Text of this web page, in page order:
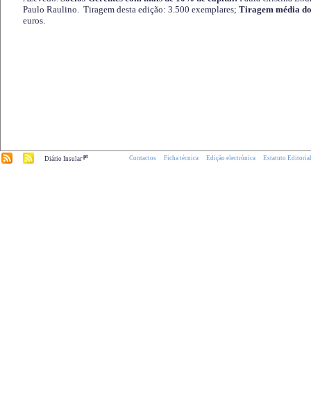
Paulo Raulino. Tiragem desta edição: 3.500 exemplares; Tiragem média
euros.
Diário Insular.pt Contactos Ficha técnica Edição electrónica Estatuto Editorial